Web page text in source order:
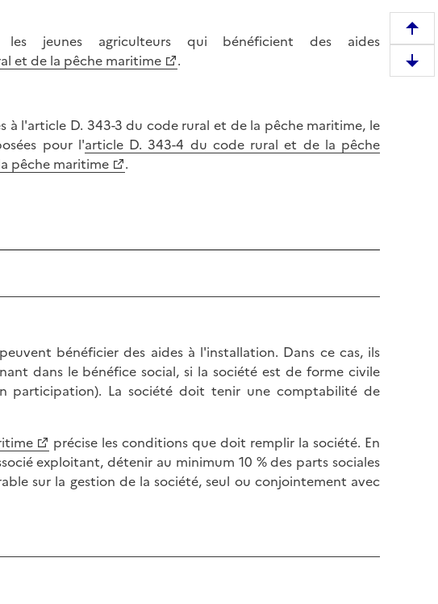
les jeunes agriculteurs qui bénéficient des aides
et de la pêche maritime
.
à l'article D. 343-3 du code rural et de la pêche maritime, le
pour l'article D. 343-4 du code rural et de la pêche
pêche maritime
.
bénéficier des aides à l'installation. Dans ce cas, ils
dans le bénéfice social, si la société est de forme civile
participation). La société doit tenir une comptabilité de
précise les conditions que doit remplir la société. En
exploitant, détenir au minimum 10 % des parts sociales
sur la gestion de la société, seul ou conjointement avec
e
m
D